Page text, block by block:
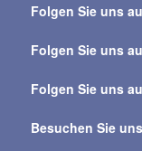
alle
Folgen Sie uns
Folgen Sie uns
Folgen Sie uns
Besuchen Sie